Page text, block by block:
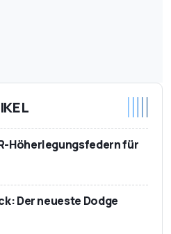
Höherlegungsfedern für
Der neueste Dodge